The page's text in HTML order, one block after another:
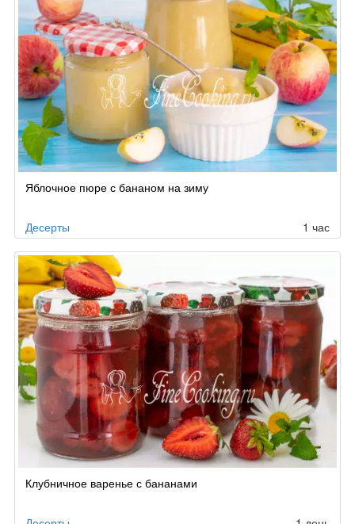
Яблочное пюре с бананом на зиму
Десерты 1 час
Клубничное варенье с бананами